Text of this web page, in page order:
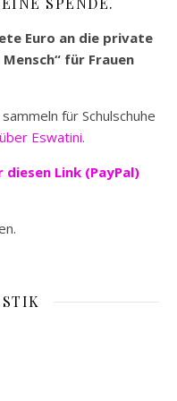
Euro an die private
für Frauen
für Schulschuhe
Eswatini.
diesen Link (PayPal)